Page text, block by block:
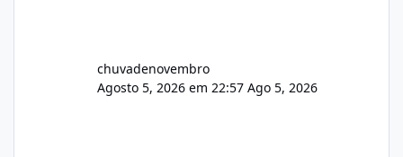
chuvadenovembro
Agosto 5, 2026 em 22:57 Ago 5, 2026